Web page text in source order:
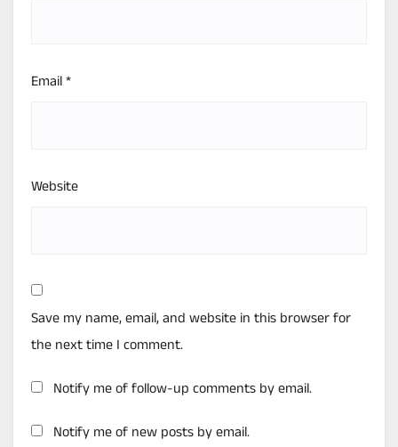
Email*
Website
Save my name, email, and website in this browser for
the next time I comment.
Notify me of follow-up comments by email.
Notify me of new posts by email.